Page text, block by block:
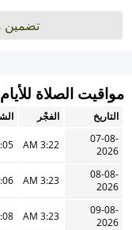
تضمين
مواقيت الصلاة
التاريخ الفجْر
07-08-
2026
3:22 AM
AM
08-08-
2026
3:23 AM
AM
09-08-
2026
3:23 AM
AM